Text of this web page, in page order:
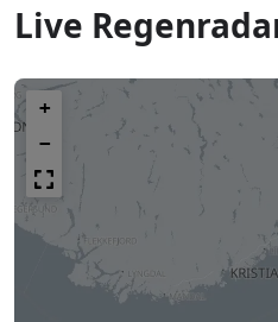
Live
+
−